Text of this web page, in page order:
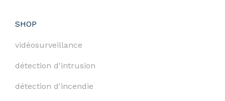
SHOP
vidéosurveillance
détection d'intrusion
détection d'incendie